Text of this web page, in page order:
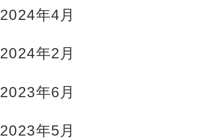
2024年4月
2024年2月
2023年6月
2023年5月